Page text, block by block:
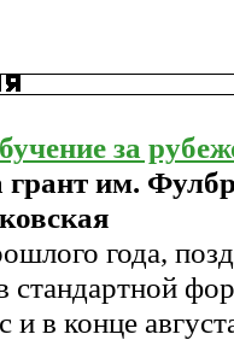
за
им.
года,
стандартной
и в конце